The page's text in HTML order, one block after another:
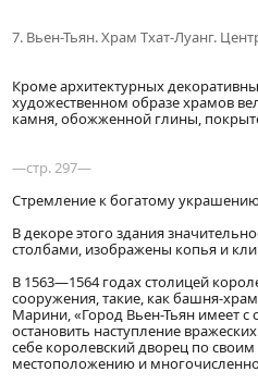
7. Вьен-Тьян. Храм Тхат-Луанг.
Кроме архитектурных
художественном образе храмов
камня, обожженной глины,
—стр. 297—
Стремление к богатому
В декоре этого здания
столбами, изображены копья и
В 1563—1564 годах столицей
сооружения, такие, как башня-
Марини, «Город Вьен-Тьян имеет
остановить наступление
себе королевский дворец по
местоположению и